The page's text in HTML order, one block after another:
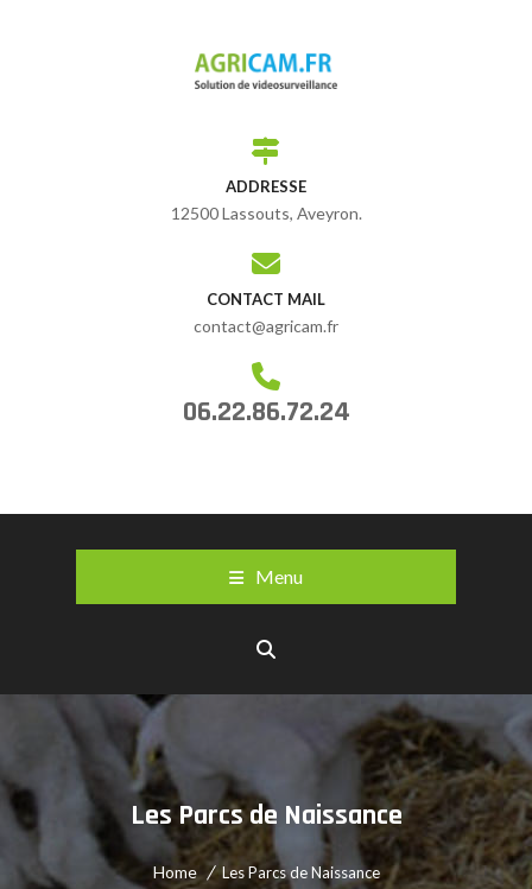
ADDRESSE
12500 Lassouts, Aveyron.
CONTACT MAIL
contact@agricam.fr
06.22.86.72.24
Menu
Les Parcs de Naissance
Home Les Parcs de Naissance